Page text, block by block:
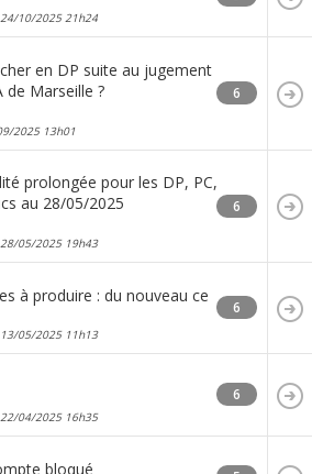
10/2025 21h24
en DP suite au jugement
de Marseille ?
2025 13h01
6
prolongée pour les DP, PC,
au 28/05/2025
05/2025 19h43
6
à produire : du nouveau ce
05/2025 11h13
6
04/2025 16h35
6
bloqué